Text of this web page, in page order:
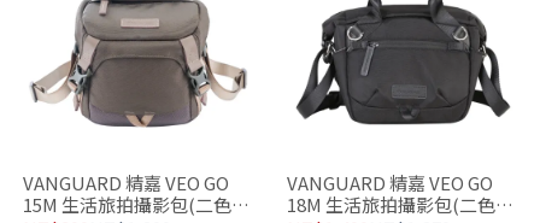
VANGUARD 精嘉 VEO GO
15M 生活旅拍攝影包(二色可
VANGUARD 精嘉 VEO GO
18M 生活旅拍攝影包(二色可